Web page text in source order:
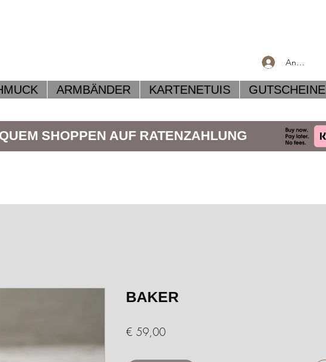
Anmelden
ARMBÄNDER KARTENETUIS GUTSCHEINE
SHOPPEN AUF RATENZAHLUNG
BAKER
€ 59,00Preis